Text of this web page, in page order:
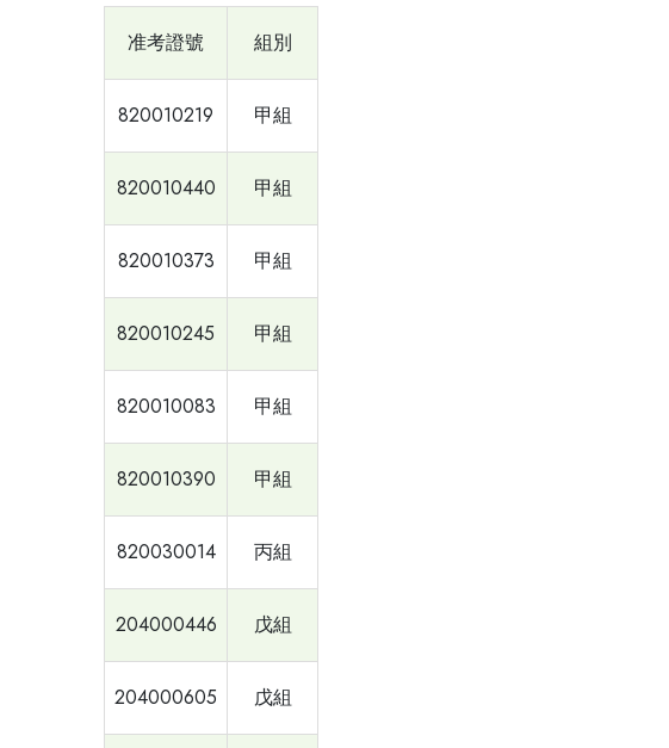
准考證號 組別
820010219 甲組
820010440 甲組
820010373 甲組
820010245 甲組
820010083 甲組
820010390 甲組
820030014 丙組
204000446 戊組
204000605 戊組